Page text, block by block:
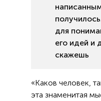
для
его идей и
скажешь
«Каков человек, такова и его философия» —
эта знаменитая